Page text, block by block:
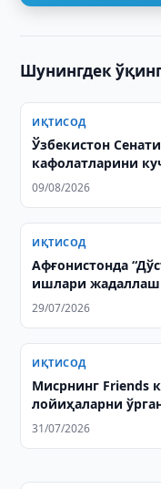
Шунингдек
ИҚТИСОД
Ўзбекистон
кафолатларини
09/08/2026
ИҚТИСОД
Афғонистонда
ишлари
29/07/2026
ИҚТИСОД
Мисрнинг Friends
лойиҳаларни
31/07/2026